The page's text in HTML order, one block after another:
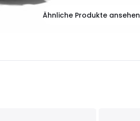
Ähnliche Produkte ansehen